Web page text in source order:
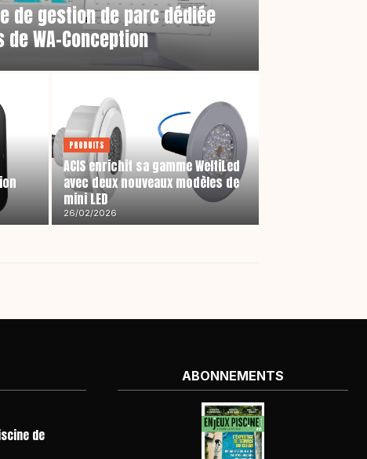
de gestion de parc dédiée
WA-Conception
PRODUITS
ACIS enrichit sa gamme WeltiLed
avec deux nouveaux modèles de
mini LED
26/02/2026
de
ABONNEMENTS